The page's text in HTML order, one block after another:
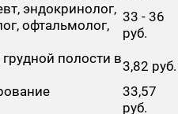
эндокринолог,
офтальмолог,
33 - 36
руб.
полости в3,82 руб.
33,57
руб.